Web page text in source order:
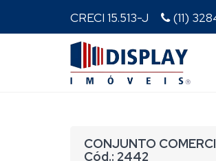
CRECI 15.513-J (11)
CONJUNTO
Cód.: 2442